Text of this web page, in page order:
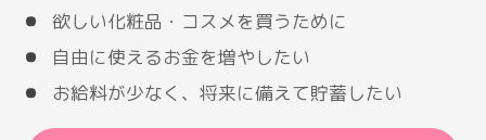
欲しい化粧品・コスメを買うために
自由に使えるお金を増やしたい
お給料が少なく、将来に備えて貯蓄したい